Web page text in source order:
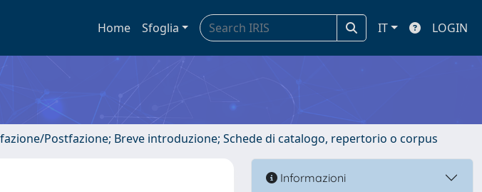
Home Sfoglia IT LOGIN
Postfazione; Breve introduzione; Schede di catalogo, repertorio o corpus
Informazioni